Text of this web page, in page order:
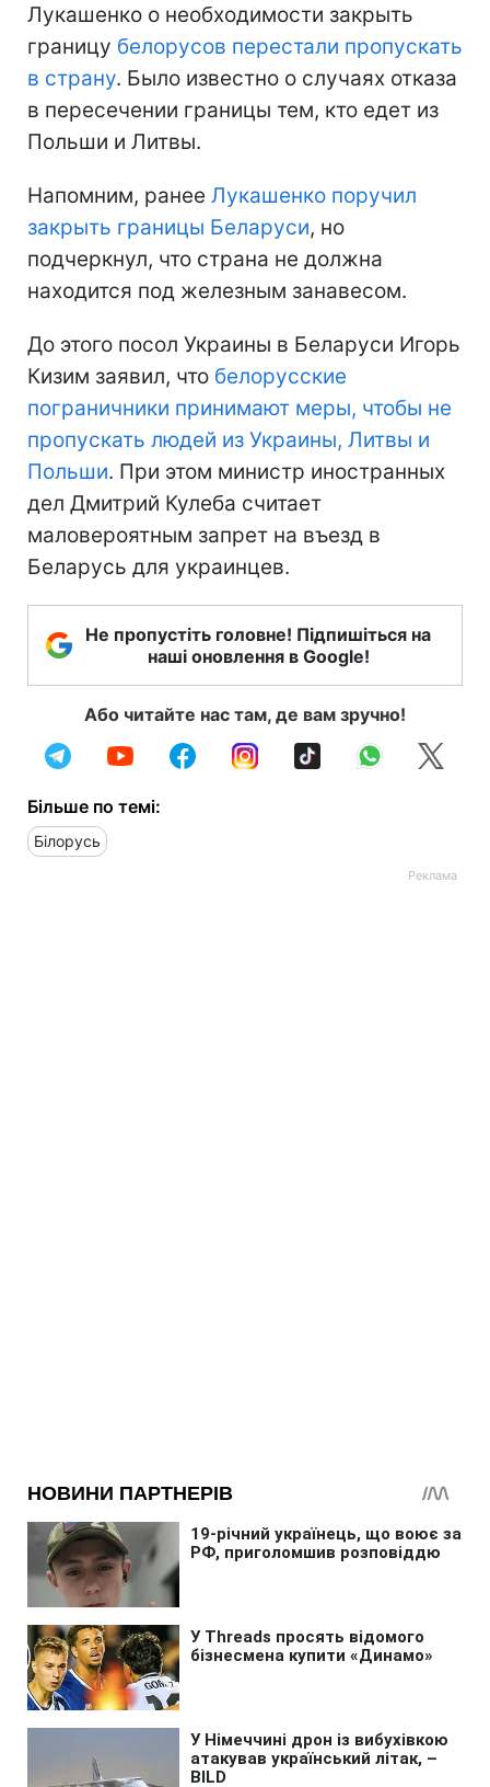
Лукашенко о необходимости закрыть
границу белорусов перестали пропускать
в страну. Было известно о случаях отказа
в пересечении границы тем, кто едет из
Польши и Литвы.
Напомним, ранее Лукашенко поручил
закрыть границы Беларуси, но
подчеркнул, что страна не должна
находится под железным занавесом.
До этого посол Украины в Беларуси Игорь
Кизим заявил, что белорусские
пограничники принимают меры, чтобы не
пропускать людей из Украины, Литвы и
Польши. При этом министр иностранных
дел Дмитрий Кулеба считает
маловероятным запрет на въезд в
Беларусь для украинцев.
Не пропустіть головне! Підпишіться на
наші оновлення в Google!
Або читайте нас там, де вам зручно!
Більше по темі:
Білорусь